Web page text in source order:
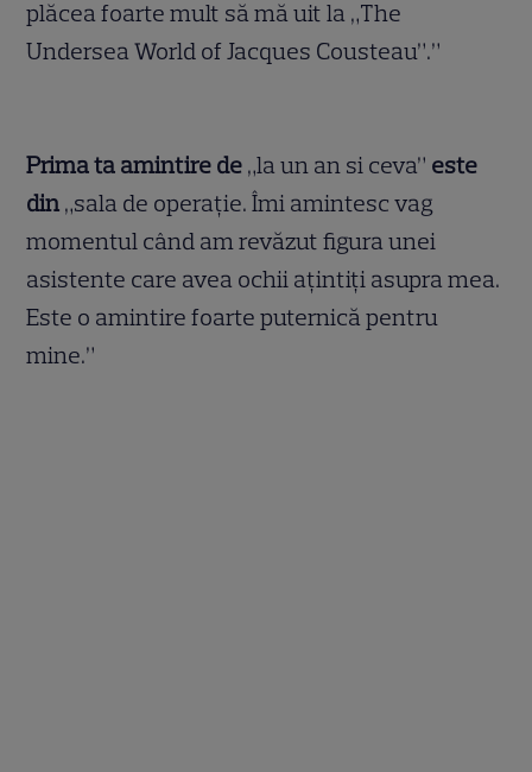
plăcea foarte mult să mă uit la „The
Undersea World of Jacques Cousteau”.”
Prima ta amintire de „la un an si ceva” este
din „sala de operaţie. Îmi amintesc vag
momentul când am revăzut figura unei
asistente care avea ochii aţintiţi asupra mea.
Este o amintire foarte puternică pentru
mine.”